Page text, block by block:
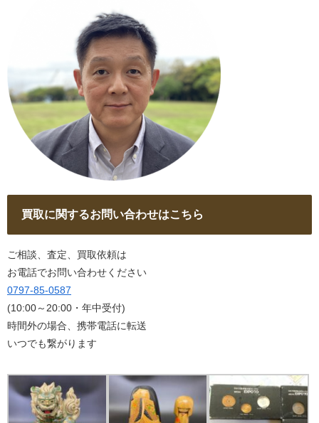
買取に関するお問い合わせはこちら
ご相談、査定、買取依頼は
お電話でお問い合わせください
0797-85-0587
(10:00～20:00・年中受付)
時間外の場合、携帯電話に転送
いつでも繋がります